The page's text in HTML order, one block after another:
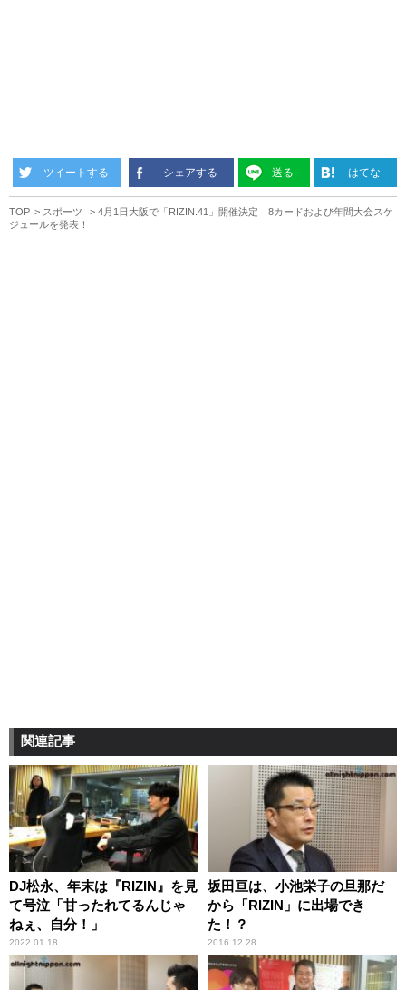
ツイートする シェアする 送る はてな
TOP スポーツ
4月1日大阪で「RIZIN.41」開催決定 8カードおよび年間大会スケ
ジュールを発表！
関連記事
DJ松永、年末は『RIZIN』を見
て号泣「甘ったれてるんじゃ
ねぇ、自分！」
2022.01.18
坂田亘は、小池栄子の旦那だ
から「RIZIN」に出場でき
た！？
2016.12.28